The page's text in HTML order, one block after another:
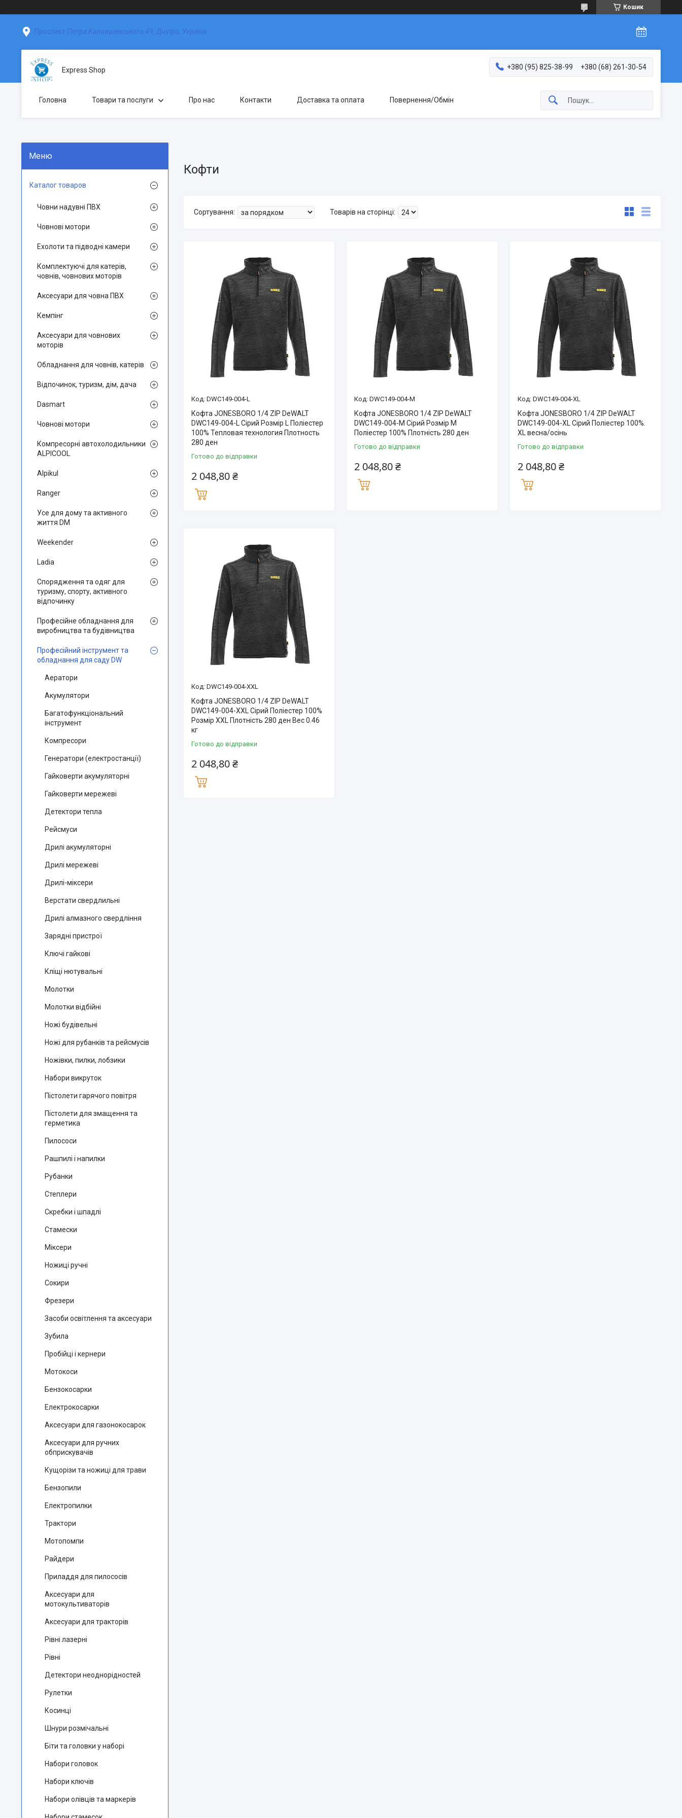
Кошик
Проспект Петра Калнишевського 49, Дніпро, Україна
Express Shop +380 (95) 825-38-99 +380 (68) 261-30-54
Головна Товари та послуги Про нас Контакти Доставка та оплата Повернення/Обмін
Кофти
DWC149-004-L
Кофта JONESBORO 1/4 ZIP DeWALT
DWC149-004-L Сірий Розмір L Поліестер
100% Тепловая технология Плотность
280 ден
Готово до відправки
2 048,80 ₴
DWC149-004-M
Кофта JONESBORO 1/4 ZIP DeWALT
DWC149-004-M Сірий Розмір М
Поліестер 100% Плотність 280 ден
Готово до відправки
2 048,80 ₴
DWC149-004-XL
Кофта JONESBORO 1/4 ZIP DeWALT
DWC149-004-XL Сірий Поліестер 100%.
XL весна/осінь
Готово до відправки
2 048,80 ₴
DWC149-004-XXL
Кофта JONESBORO 1/4 ZIP DeWALT
DWC149-004-XXL Сірий Поліестер 100%
Розмір XXL Плотність 280 ден Вес 0.46
кг
Готово до відправки
2 048,80 ₴
Каталог товаров
Човни надувні ПВХ
Човнові мотори
Ехолоти та підводні камери
Комплектуючі для катерів,
човнів, човнових моторів
Аксесуари для човна ПВХ
Кемпінг
Аксесуари для човнових
моторів
Обладнання для човнів, катерів
Відпочинок, туризм, дім, дача
Dasmart
Човнові мотори
Компресорні автохолодильники
ALPICOOL
Alpikul
Ranger
Усе для дому та активного
життя DM
Weekender
Ladia
Спорядження та одяг для
туризму, спорту, активного
відпочинку
Професійне обладнання для
виробництва та будівництва
Професійний інструмент та
обладнання для саду DW
Аератори
Акумулятори
Багатофункціональний
інструмент
Компресори
Генератори (електростанції)
Гайковерти акумуляторні
Гайковерти мережеві
Детектори тепла
Рейсмуси
Дрилі акумуляторні
Дрилі мережеві
Дрилі-міксери
Верстати свердлильні
Дрилі алмазного свердління
Зарядні пристрої
Ключі гайкові
Кліщі нютувальні
Молотки
Молотки відбійні
Ножі будівельні
Ножі для рубанків та рейсмусів
Ножівки, пилки, лобзики
Набори викруток
Пістолети гарячого повітря
Пістолети для змащення та
герметика
Пилососи
Рашпилі і напилки
Рубанки
Степлери
Скребки і шпадлі
Стамески
Міксери
Ножиці ручні
Сокири
Фрезери
Засоби освітлення та аксесуари
Зубила
Пробійці і кернери
Мотокоси
Бензокосарки
Електрокосарки
Аксесуари для газонокосарок
Аксесуари для ручних
обприскувачів
Кущорізи та ножиці для трави
Бензопили
Електропилки
Трактори
Мотопомпи
Райдери
Приладдя для пилососів
Аксесуари для
мотокультиваторів
Аксесуари для тракторів
Рівні лазерні
Рівні
Детектори неоднорідностей
Рулетки
Косинці
Шнури розмічальні
Біти та головки у наборі
Набори головок
Набори ключів
Набори олівців та маркерів